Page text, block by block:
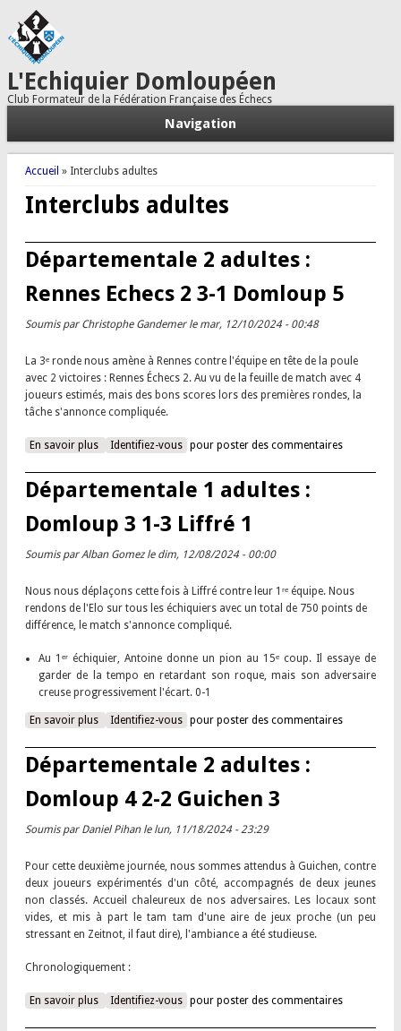
L'Echiquier Domloupéen
Club Formateur de la Fédération Française des Échecs
Navigation
Vous êtes ici
Accueil » Interclubs adultes
Interclubs adultes
Départementale 2 adultes :
Rennes Echecs 2 3-1 Domloup 5
Soumis par Christophe Gandemerle mar, 12/10/2024 - 00:48
La 3ᵉ ronde nous amène à Rennes contre l'équipe en tête de la poule
avec 2 victoires : Rennes Échecs 2. Au vu de la feuille de match avec 4
joueurs estimés, mais des bons scores lors des premières rondes, la
tâche s'annonce compliquée.
En savoir plus
à propos de Départementale 2 adultes : Rennes Echecs 2 3-1
Identifiez-vous pour poster des commentaires
Départementale 1 adultes :
Domloup 3 1-3 Liffré 1
Soumis parAlban Gomezle dim, 12/08/2024 - 00:00
Nous nous déplaçons cette fois à Liffré contre leur 1ʳᵉ équipe. Nous
rendons de l'Elo sur tous les échiquiers avec un total de 750 points de
différence, le match s'annonce compliqué.
Au 1ᵉʳ échiquier, Antoine donne un pion au 15ᵉ coup. Il essaye de
garder de la tempo en retardant son roque, mais son adversaire
creuse progressivement l'écart. 0-1
En savoir plus
à propos de Départementale 1 adultes : Domloup 3 1-3 Liffré
Identifiez-vous pour poster des commentaires
Départementale 2 adultes :
Domloup 4 2-2 Guichen 3
Soumis par Daniel Pihanle lun, 11/18/2024 - 23:29
Pour cette deuxième journée, nous sommes attendus à Guichen, contre
deux joueurs expérimentés d'un côté, accompagnés de deux jeunes
non classés. Accueil chaleureux de nos adversaires. Les locaux sont
vides, et mis à part le tam tam d'une aire de jeux proche (un peu
stressant en Zeitnot, il faut dire), l'ambiance a été studieuse.
Chronologiquement :
En savoir plus
à propos de Départementale 2 adultes : Domloup 4 2-2
Identifiez-vous pour poster des commentaires